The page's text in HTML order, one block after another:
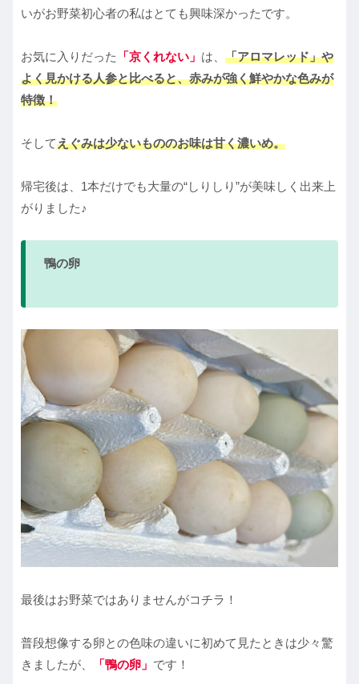
いがお野菜初心者の私はとても興味深かったです。
お気に入りだった 「京くれない」 は、 「アロマレッド」や
よく見かける人参と比べると、赤みが強く鮮やかな色みが
特徴！
そしてえぐみは少ないもののお味は甘く濃いめ。
帰宅後は、1本だけでも大量の“しりしり”が美味しく出来上
がりました♪
鴨の卵
最後はお野菜ではありませんがコチラ！
普段想像する卵との色味の違いに初めて見たときは少々驚
きましたが、
「鴨の卵」 です！